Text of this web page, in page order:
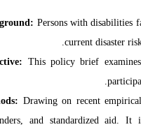
Persons with disabilities
current disaster
This policy brief
Drawing on recent
and standardized aid.